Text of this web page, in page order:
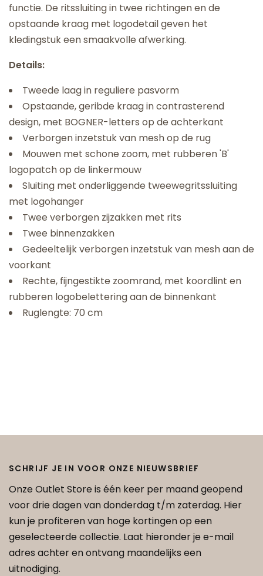
functie. De ritssluiting in twee richtingen en de
opstaande kraag met logodetail geven het
kledingstuk een smaakvolle afwerking.
Details:
Tweede laag in reguliere pasvorm
Opstaande, geribde kraag in contrasterend
design, met BOGNER-letters op de achterkant
Verborgen inzetstuk van mesh op de rug
Mouwen met schone zoom, met rubberen 'B'
logopatch op de linkermouw
Sluiting met onderliggende tweewegritssluiting
met logohanger
Twee verborgen zijzakken met rits
Twee binnenzakken
Gedeeltelijk verborgen inzetstuk van mesh aan de
voorkant
Rechte, fijngestikte zoomrand, met koordlint en
rubberen logobelettering aan de binnenkant
Ruglengte: 70 cm
SCHRIJF JE IN VOOR ONZE NIEUWSBRIEF
Onze Outlet Store is één keer per maand geopend
voor drie dagen van donderdag t/m zaterdag. Hier
kun je profiteren van hoge kortingen op een
geselecteerde collectie. Laat hieronder je e-mail
adres achter en ontvang maandelijks een
uitnodiging.